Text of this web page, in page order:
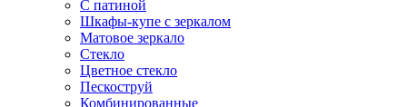
С патиной
Шкафы-купе с зеркалом
Матовое зеркало
Стекло
Цветное стекло
Пескоструй
Комбинированные